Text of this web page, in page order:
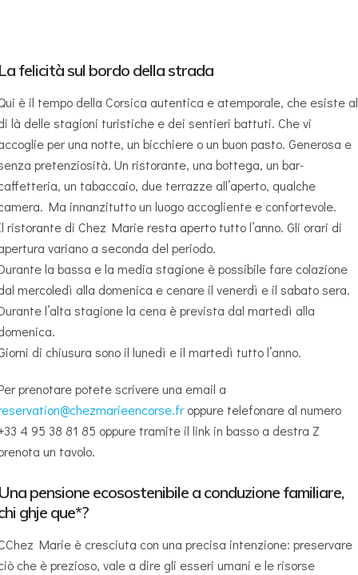
felicità sul bordo della strada
è il tempo della Corsica autentica e atemporale, che esiste al
là delle stagioni turistiche e dei sentieri battuti. Che vi
per una notte, un bicchiere o un buon pasto. Generosa e
pretenziosità. Un ristorante, una bottega, un bar-
un tabaccaio, due terrazze all’aperto, qualche
Ma innanzitutto un luogo accogliente e confortevole.
ristorante di Chez Marie resta aperto tutto l’anno. Gli orari di
variano a seconda del periodo.
la bassa e la media stagione è possibile fare colazione
mercoledì alla domenica e cenare il venerdì e il sabato sera.
l’alta stagione la cena è prevista dal martedì alla
di chiusura sono il lunedì e il martedì tutto l’anno.
prenotare potete scrivere una email a
oppure telefonare al numero
4 95 38 81 85 oppure tramite il link in basso a destra Z
un tavolo.
pensione ecosostenibile a conduzione familiare,
ghje que*?
Marie è cresciuta con una precisa intenzione: preservare
che è prezioso, vale a dire gli esseri umani e le risorse